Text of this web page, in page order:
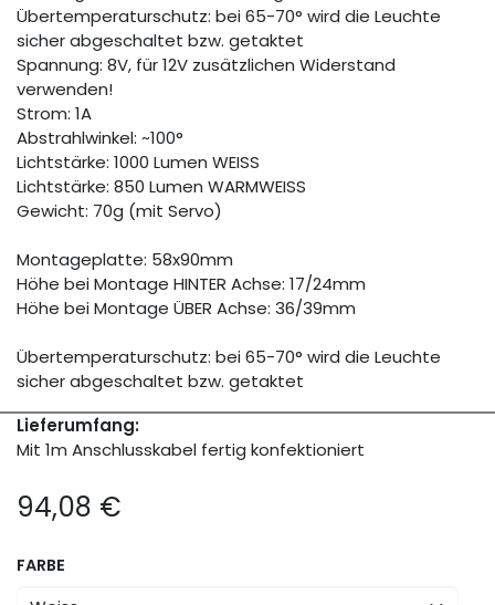
Übertemperaturschutz: bei 65-70° wird die Leuchte
sicher abgeschaltet bzw. getaktet
Spannung: 8V, für 12V zusätzlichen Widerstand
verwenden!
Strom: 1A
Abstrahlwinkel: ~100°
Lichtstärke: 1000 Lumen WEISS
Lichtstärke: 850 Lumen WARMWEISS
Gewicht: 70g (mit Servo)
Montageplatte: 58x90mm
Höhe bei Montage HINTER Achse: 17/24mm
Höhe bei Montage ÜBER Achse: 36/39mm
Übertemperaturschutz: bei 65-70° wird die Leuchte
sicher abgeschaltet bzw. getaktet
Lieferumfang:
Mit 1m Anschlusskabel fertig konfektioniert
94,08 €
FARBE